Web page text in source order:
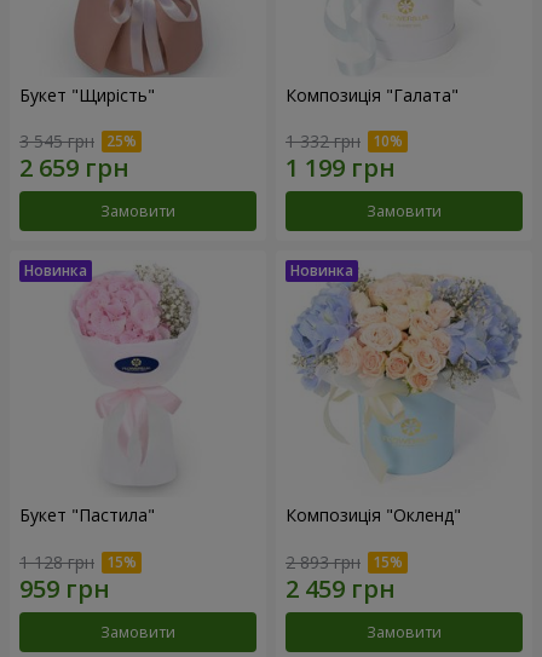
Букет "Щирість"
3 545 грн
Замовити
Композиція "Галата"
1 332 грн
Замовити
Букет "Пастила"
1 128 грн
Замовити
Композиція "Окленд"
2 893 грн
Замовити